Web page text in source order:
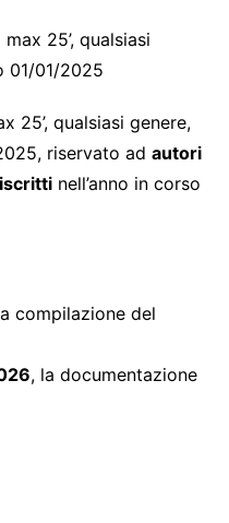
25’, qualsiasi
01/01/2025
25’, qualsiasi genere,
riservato ad autori
nell’anno in corso
compilazione del
, la documentazione